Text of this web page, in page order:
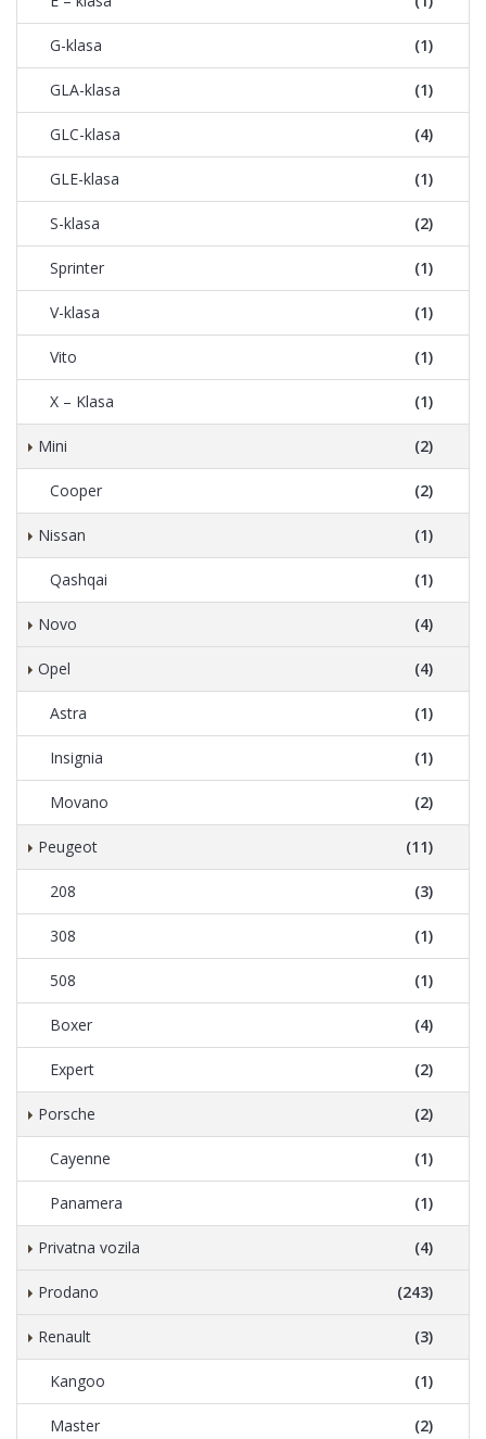
G-klasa (1)
GLA-klasa (1)
GLC-klasa (4)
GLE-klasa (1)
S-klasa (2)
Sprinter (1)
V-klasa (1)
Vito (1)
X – Klasa (1)
Mini (2)
Cooper (2)
Nissan (1)
Qashqai (1)
Novo (4)
Opel (4)
Astra (1)
Insignia (1)
Movano (2)
Peugeot (11)
208 (3)
308 (1)
508 (1)
Boxer (4)
Expert (2)
Porsche (2)
Cayenne (1)
Panamera (1)
Privatna vozila (4)
Prodano (243)
Renault (3)
Kangoo (1)
Master (2)